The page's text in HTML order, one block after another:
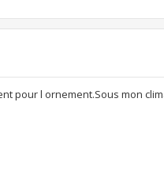
pour l ornement.Sous mon